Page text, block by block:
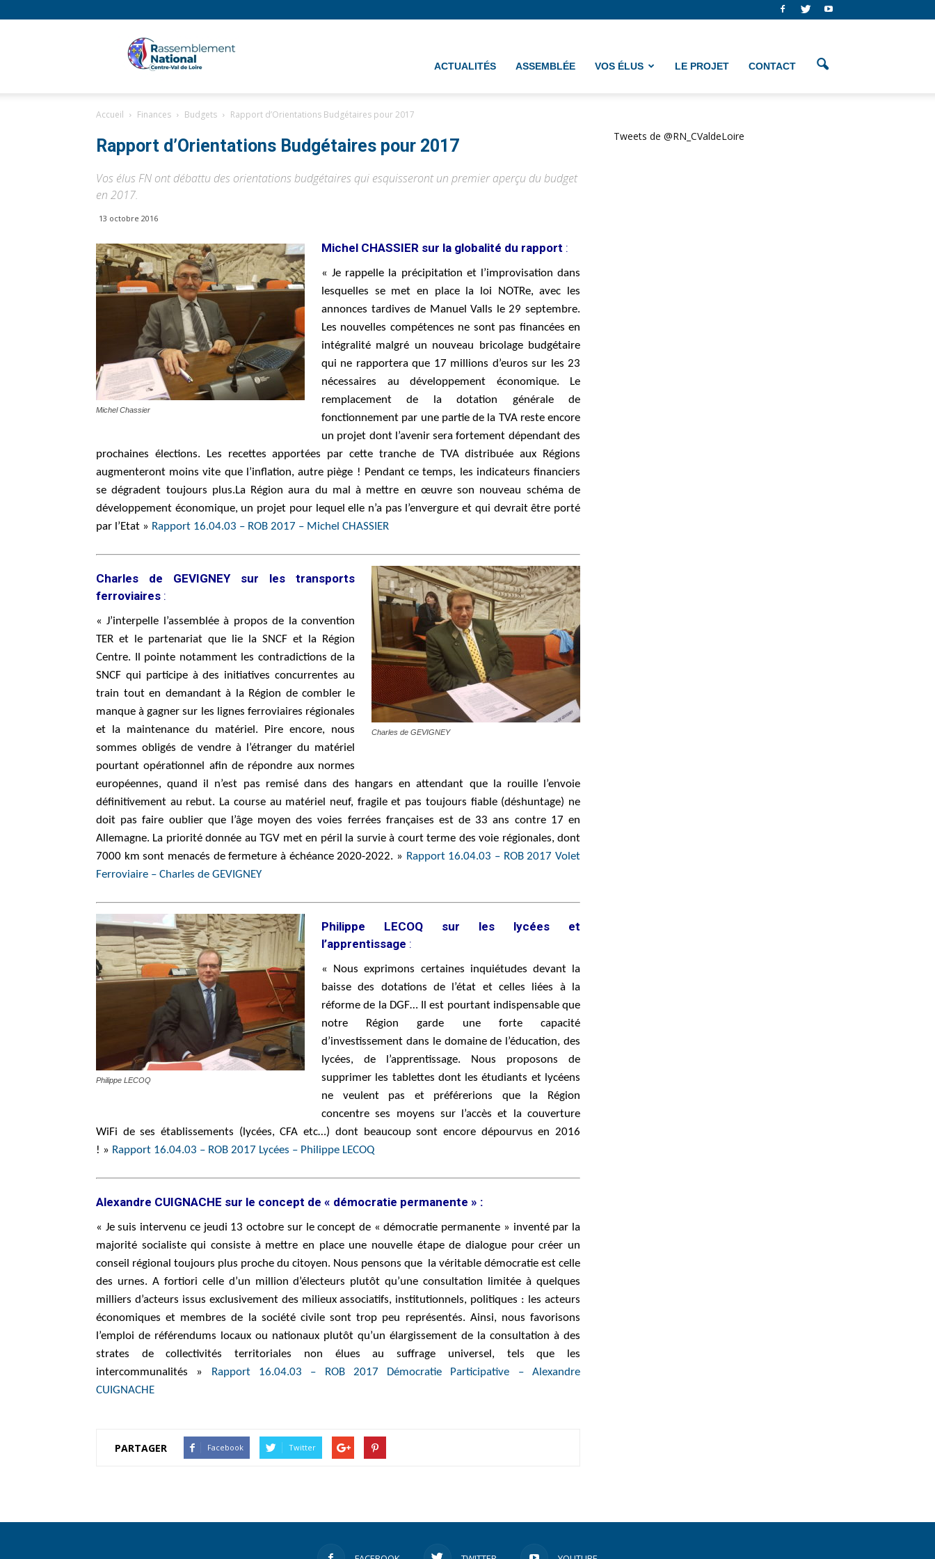
Centre
Val
Loire
ACTUALITÉS ASSEMBLÉE VOS ÉLUS LE PROJET CONTACT
Accueil Finances Budgets Rapport d’Orientations Budgétaires pour 2017
Rapport d’Orientations Budgétaires pour 2017
Vos élus FN ont débattu des orientations budgétaires qui esquisseront un premier aperçu du budget
en 2017.
13 octobre 2016
Michel Chassier
Michel CHASSIER sur la globalité du rapport :
« Je rappelle la précipitation et l’improvisation dans
lesquelles se met en place la loi NOTRe, avec les
annonces tardives de Manuel Valls le 29 septembre.
Les nouvelles compétences ne sont pas financées en
intégralité malgré un nouveau bricolage budgétaire
qui ne rapportera que 17 millions d’euros sur les 23
nécessaires au développement économique. Le
remplacement de la dotation générale de
fonctionnement par une partie de la TVA reste encore
un projet dont l’avenir sera fortement dépendant des
prochaines élections. Les recettes apportées par cette tranche de TVA distribuée aux Régions
augmenteront moins vite que l’inflation, autre piège ! Pendant ce temps, les indicateurs financiers
se dégradent toujours plus.La Région aura du mal à mettre en œuvre son nouveau schéma de
développement économique, un projet pour lequel elle n’a pas l’envergure et qui devrait être porté
par l’Etat » Rapport 16.04.03 – ROB 2017 – Michel CHASSIER
Charles de GEVIGNEY
Charles de GEVIGNEY sur les transports
ferroviaires :
« J’interpelle l’assemblée à propos de la convention
TER et le partenariat que lie la SNCF et la Région
Centre. Il pointe notamment les contradictions de la
SNCF qui participe à des initiatives concurrentes au
train tout en demandant à la Région de combler le
manque à gagner sur les lignes ferroviaires régionales
et la maintenance du matériel. Pire encore, nous
sommes obligés de vendre à l’étranger du matériel
pourtant opérationnel afin de répondre aux normes
européennes, quand il n’est pas remisé dans des hangars en attendant que la rouille l’envoie
définitivement au rebut. La course au matériel neuf, fragile et pas toujours fiable (déshuntage) ne
doit pas faire oublier que l’âge moyen des voies ferrées françaises est de 33 ans contre 17 en
Allemagne. La priorité donnée au TGV met en péril la survie à court terme des voie régionales, dont
7000 km sont menacés de fermeture à échéance 2020-2022. » Rapport 16.04.03 – ROB 2017 Volet
Ferroviaire – Charles de GEVIGNEY
Philippe LECOQ
Philippe LECOQ sur les lycées et
l’apprentissage :
« Nous exprimons certaines inquiétudes devant la
baisse des dotations de l’état et celles liées à la
réforme de la DGF… Il est pourtant indispensable que
notre Région garde une forte capacité
d’investissement dans le domaine de l’éducation, des
lycées, de l’apprentissage. Nous proposons de
supprimer les tablettes dont les étudiants et lycéens
ne veulent pas et préférerions que la Région
concentre ses moyens sur l’accès et la couverture
WiFi de ses établissements (lycées, CFA etc…) dont beaucoup sont encore dépourvus en 2016
! » Rapport 16.04.03 – ROB 2017 Lycées – Philippe LECOQ
Alexandre CUIGNACHE sur le concept de « démocratie permanente » :
« Je suis intervenu ce jeudi 13 octobre sur le concept de « démocratie permanente » inventé par la
majorité socialiste qui consiste à mettre en place une nouvelle étape de dialogue pour créer un
conseil régional toujours plus proche du citoyen. Nous pensons que la véritable démocratie est celle
des urnes. A fortiori celle d’un million d’électeurs plutôt qu’une consultation limitée à quelques
milliers d’acteurs issus exclusivement des milieux associatifs, institutionnels, politiques : les acteurs
économiques et membres de la société civile sont trop peu représentés. Ainsi, nous favorisons
l’emploi de référendums locaux ou nationaux plutôt qu’un élargissement de la consultation à des
strates de collectivités territoriales non élues au suffrage universel, tels que les
intercommunalités »
Rapport 16.04.03 – ROB 2017 Démocratie Participative – Alexandre
CUIGNACHE
PARTAGER Facebook Twitter
Tweets de @RN_CValdeLoire